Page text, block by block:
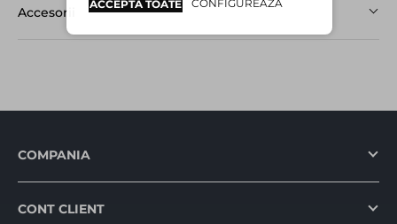
Accesorii
COMPANIA
CONT CLIENT
ACCEPTA TOATE CONFIGUREAZA